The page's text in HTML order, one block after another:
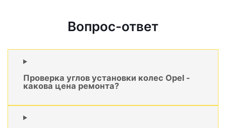
Вопрос-ответ
Проверка углов установки колес Opel -
какова цена ремонта?